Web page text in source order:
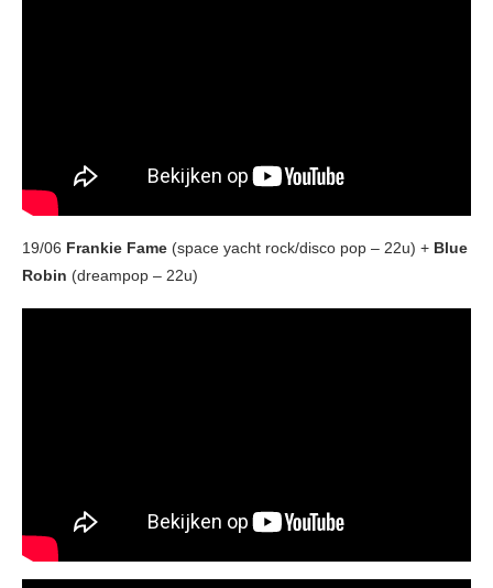
19/06 Frankie Fame (space yacht rock/disco pop – 22u) + Blue
Robin (dreampop – 22u)